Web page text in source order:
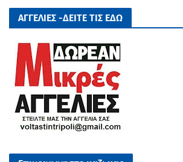
ΑΓΓΕΛΙΕΣ -ΔΕΙΤΕ ΤΙΣ ΕΔΩ